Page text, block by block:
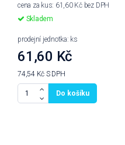
cena za kus: 61,60 Kč bez DPH
Skladem
prodejní jednotka: ks
61,60 Kč
74,54 Kč S DPH
Do košíku